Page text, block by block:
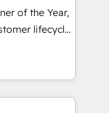
合運用、デー
対応します。
設計・実装。
、役割定義・
of the Year,
lifecycle
(AI &
Media),
brands. 🔄